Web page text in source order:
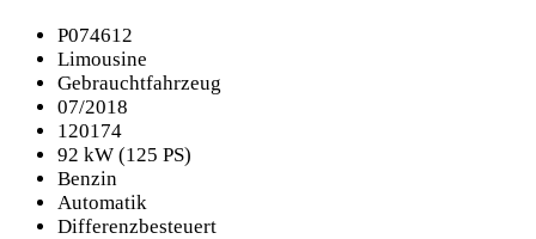
P074612
Limousine
Gebrauchtfahrzeug
07/2018
120174
92 kW (125 PS)
Benzin
Automatik
Differenzbesteuert